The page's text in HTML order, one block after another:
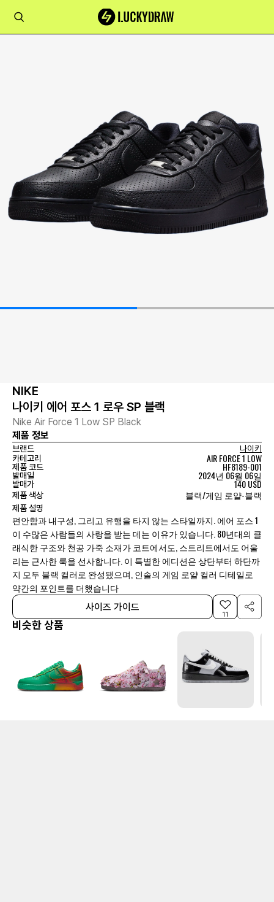
NIKE
나이키 에어 포스 1 로우 SP 블랙
Nike Air Force 1 Low SP Black
제품 정보
브랜드
나이키
카테고리
AIR FORCE 1 LOW
제품 코드 HF8189-001
발매일 2024년 06월 06일
발매가 140 USD
제품 색상 블랙/게임 로얄-블랙
제품 설명
편안함과 내구성, 그리고 유행을 타지 않는 스타일까지. 에어 포스 1
이 수많은 사람들의 사랑을 받는 데는 이유가 있습니다. 80년대의 클
래식한 구조와 천공 가죽 소재가 코트에서도, 스트리트에서도 어울
리는 근사한 룩을 선사합니다. 이 특별한 에디션은 상단부터 하단까
지 모두 블랙 컬러로 완성됐으며, 인솔의 게임 로얄 컬러 디테일로
약간의 포인트를 더했습니다
사이즈 가이드
11
비슷한 상품